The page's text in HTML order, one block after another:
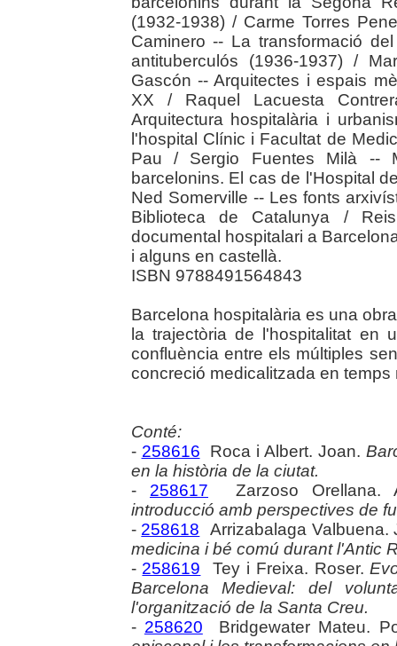
(1932-1938) / Carme Torres
Caminero -- La transformació
antituberculós (1936-1937) /
Gascón -- Arquitectes i espais
XX / Raquel Lacuesta
Arquitectura hospitalària i
l'hospital Clínic i Facultat de
Pau / Sergio Fuentes Milà --
barcelonins. El cas de l'Hospital
Ned Somerville -- Les fonts
Biblioteca de Catalunya /
documental hospitalari a
i alguns en castellà.
ISBN 9788491564843
Barcelona hospitalària es una
la trajectòria de l'hospitalitat en
confluència entre els múltiples
concreció medicalitzada en
Conté:
- 258616 Roca i Albert. Joan.
en la història de la ciutat.
- 258617 Zarzoso Orellana.
introducció amb perspectives de
- 258618 Arrizabalaga
medicina i bé comú durant l'Antic
- 258619 Tey i Freixa. Roser.
Barcelona Medieval: del
l'organització de la Santa Creu.
- 258620 Bridgewater Mateu.